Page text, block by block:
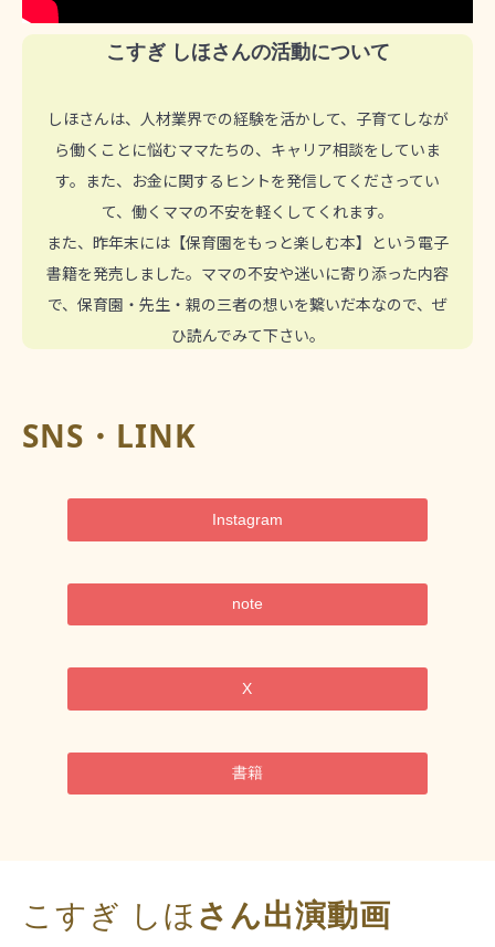
こすぎ しほさんの活動について
しほさんは、人材業界での経験を活かして、子育てしなが
ら働くことに悩むママたちの、キャリア相談をしていま
す。また、お金に関するヒントを発信してくださってい
て、働くママの不安を軽くしてくれます。
また、昨年末には【保育園をもっと楽しむ本】という電子
書籍を発売しました。ママの不安や迷いに寄り添った内容
で、保育園・先生・親の三者の想いを繋いだ本なので、ぜ
ひ読んでみて下さい。
SNS・LINK
Instagram
note
X
書籍
こすぎ しほさん出演動画